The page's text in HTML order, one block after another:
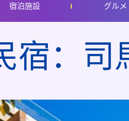
宿泊施設 グルメ
：司